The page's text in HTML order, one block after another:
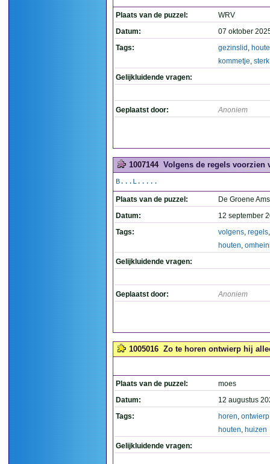
Plaats van de puzzel:
WRV
Datum:
07 oktober
Tags:
gezinslid ,
kommetje, sterk
Gelijkluidende vragen:
Geplaatst door: Anoniem
1007144 Volgens de regels voorzien
B...L.....
Plaats van de puzzel:
De Groene
Datum:
12 september
Tags:
volgens, regels
houten,
Gelijkluidende vragen:
Geplaatst door: Anoniem
1005016 Zo te horen ontwierp hij
Plaats van de puzzel:
moes
Datum:
12 augustus
Tags:
horen, ontwierp
houten, huizen
Gelijkluidende vragen: